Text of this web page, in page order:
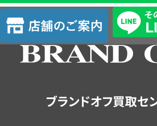
査
定
店
舗
の
ブランドオフ買取セ